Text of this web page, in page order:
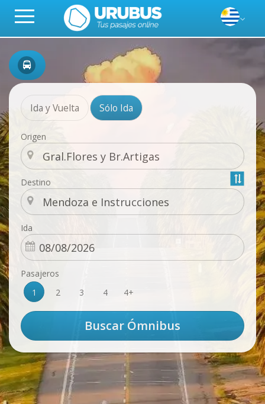
Ida y Vuelta Sólo Ida
Origen
Destino
Ida
Pasajeros
1
2 3 4 4+